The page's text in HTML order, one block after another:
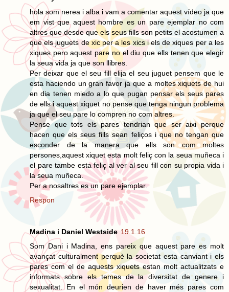
hola som nerea i alba i vam a comentar aquest vídeo ja que
em vist que aquest hombre es un pare ejemplar no com
altres que desde que els seus fills son petits el acostumen a
que els juguets de xic per a les xics i els de xiques per a les
xiques pero aquest pare no el diu que ells tenen que elegir
la seua vida ja que son llibres.
Per deixar que el seu fill elija el seu juguet pensem que le
esta haciendo un gran favor ja que a moltes xiquets de hui
en dia tenen miedo a lo que pugan pensar els seus pares
de ells i aquest xiquet no pense que tenga ningun problema
ja que el seu pare lo compren no com altres.
Pense que tots els pares tendrian que ser aixi perque
hacen que els seus fills sean feliços i que no tengan que
esconder de la manera que ells son com moltes
persones,aquest xiquet esta molt feliç con la seua muñeca i
el pare tambe esta feliç al ver al seu fill con su propia vida i
la seua muñeca.
Per a nosaltres es un pare ejemplar.
Respon
Madina i Daniel Westside 19.1.16
Som Dani i Madina, ens pareix que aquest pare es molt
avançat culturalment perquè la societat esta canviant i els
pares com el de aquests xiquets estan molt actualitzats e
informats sobre els temes de la diversitat de genere i
sexualitat. En el món deurien de haver més pares com